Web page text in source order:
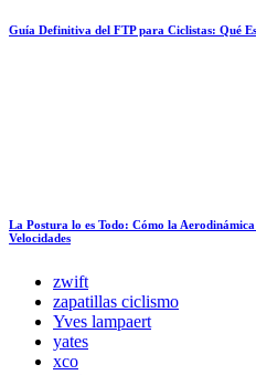
Guía Definitiva del FTP para Ciclistas: Qué
La Postura lo es Todo: Cómo la
Velocidades
zwift
zapatillas ciclismo
Yves lampaert
yates
xco